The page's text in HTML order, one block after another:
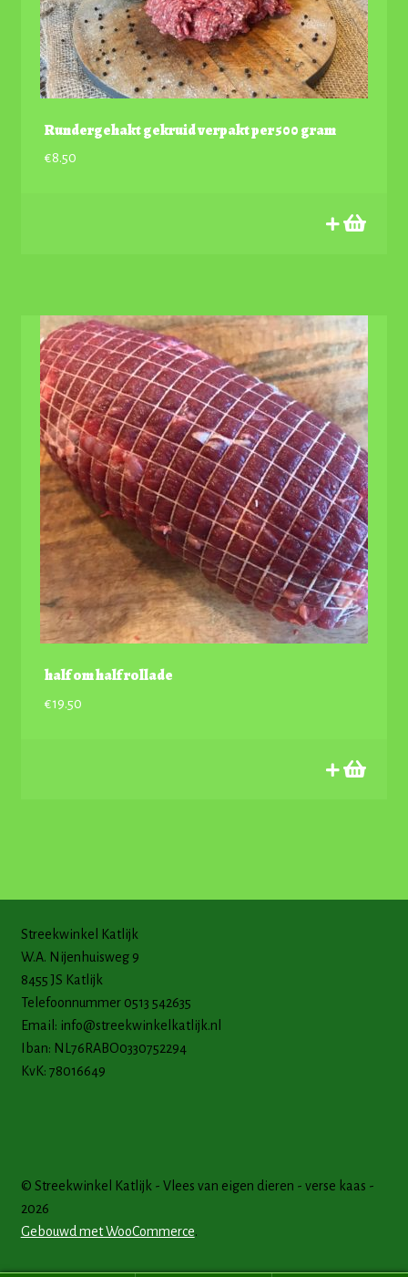
Rundergehakt gekruid verpakt per 500 gram
€8.50
half om half rollade
€19.50
Streekwinkel Katlijk
W.A. Nijenhuisweg 9
8455 JS Katlijk
Telefoonnummer 0513 542635
Email: info@streekwinkelkatlijk.nl
Iban: NL76RABO0330752294
KvK: 78016649
© Streekwinkel Katlijk - Vlees van eigen dieren - verse kaas -
2026
Gebouwd met WooCommerce.